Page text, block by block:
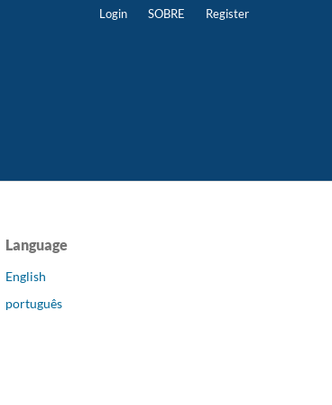
Login SOBRE Register
Language
English
português